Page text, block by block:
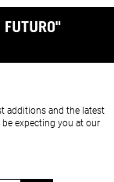
additions and the latest
be expecting you at our